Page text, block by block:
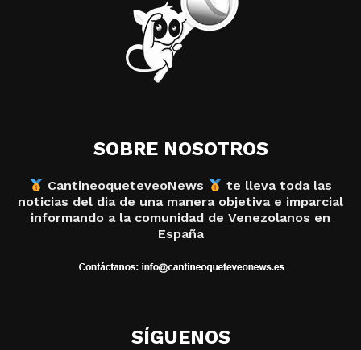
SOBRE NOSOTROS
CantineoqueteveoNews
te lleva toda las
noticias del dia de una manera objetiva e imparcial
informando a la comunidad de Venezolanos en
España
SÍGUENOS